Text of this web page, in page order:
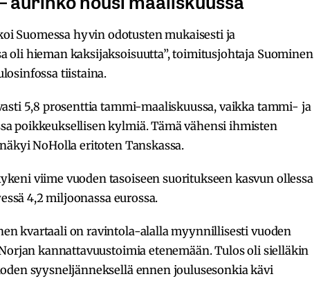
Suomessa hyvin odotusten mukaisesti ja
oli hieman kaksijaksoisuutta”, toimitusjohtaja Suominen
tiistaina.
5,8 prosenttia tammi-maaliskuussa, vaikka tammi- ja
poikkeuksellisen kylmiä. Tämä vähensi ihmisten
NoHolla eritoten Tanskassa.
viime vuoden tasoiseen suoritukseen kasvun ollessa
4,2 miljoonassa eurossa.
kvartaali on ravintola-alalla myynnillisesti vuoden
kannattavuustoimia etenemään. Tulos oli sielläkin
syysneljänneksellä ennen joulusesonkia kävi